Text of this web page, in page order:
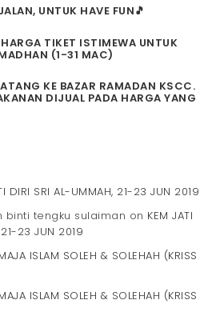
UNTUK HAVE FUN🎵
TIKET ISTIMEWA UNTUK
(1-31 MAC)
KE BAZAR RAMADAN KSCC.
DIJUAL PADA HARGA YANG
DIRI SRI AL-UMMAH, 21-23 JUN 2019
binti tengku sulaiman on KEM JATI
23 JUN 2019
ISLAM SOLEH & SOLEHAH (KRISS
ISLAM SOLEH & SOLEHAH (KRISS